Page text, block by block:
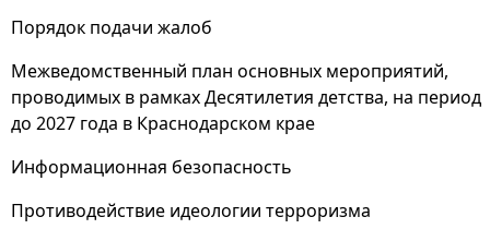
Порядок подачи жалоб
Межведомственный план основных мероприятий,
проводимых в рамках Десятилетия детства, на период
до 2027 года в Краснодарском крае
Информационная безопасность
Противодействие идеологии терроризма